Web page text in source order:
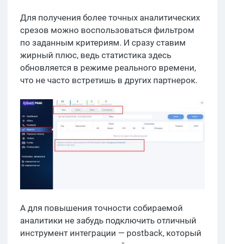
Для получения более точных аналитических
срезов можно воспользоваться фильтром
по заданным критериям. И сразу ставим
жирный плюс, ведь статистика здесь
обновляется в режиме реального времени,
что не часто встретишь в других партнерок.
А для повышения точности собираемой
аналитики не забудь подключить отличный
инструмент интеграции — postback, который